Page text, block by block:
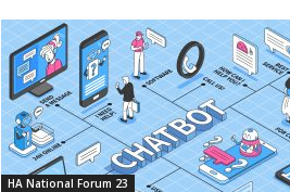
HA National Forum 23